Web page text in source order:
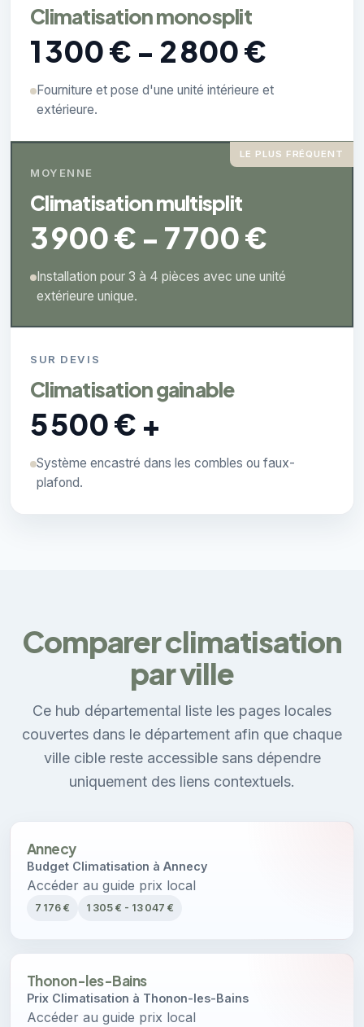
Climatisation monosplit
1 300 € - 2 800 €
Fourniture et pose d'une unité intérieure et
extérieure.
LE PLUS FRÉQUENT
MOYENNE
Climatisation multisplit
3 900 € - 7 700 €
Installation pour 3 à 4 pièces avec une unité
extérieure unique.
SUR DEVIS
Climatisation gainable
5 500 € +
Système encastré dans les combles ou faux-
plafond.
Comparer climatisation
par ville
Ce hub départemental liste les pages locales
couvertes dans le département afin que chaque
ville cible reste accessible sans dépendre
uniquement des liens contextuels.
Annecy
Budget Climatisation à Annecy
Accéder au guide prix local
7 176 € 1 305 € - 13 047 €
Thonon-les-Bains
Prix Climatisation à Thonon-les-Bains
Accéder au guide prix local